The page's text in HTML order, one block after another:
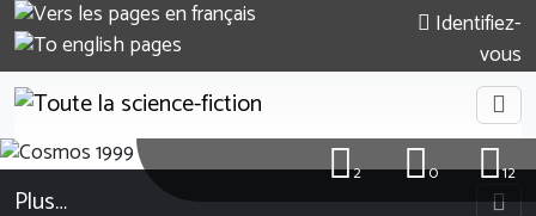
Identifiez-
vous
12
0
2
Plus…